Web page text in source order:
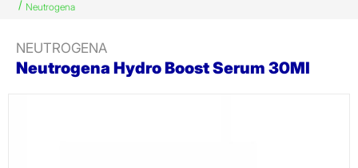
Neutrogena
NEUTROGENA
Neutrogena Hydro Boost Serum 30Ml